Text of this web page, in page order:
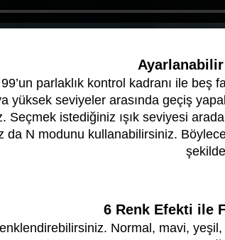
parlaklık kontrol kadranı ile beş
yüksek seviyeler arasında geçiş
istediğiniz ışık seviyesi
da N modunu kullanabilirsiniz.
6 Renk Efekti ile
Normal, mavi,